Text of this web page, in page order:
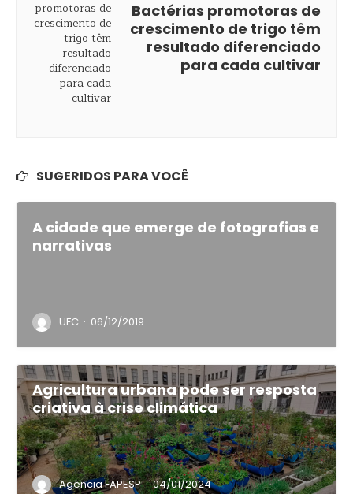
Bactérias promotoras de
crescimento de trigo têm
resultado diferenciado
para cada cultivar
SUGERIDOS PARA VOCÊ
A cidade que emerge de fotografias e
narrativas
UFC · 06/12/2019
Agricultura urbana pode ser resposta
criativa à crise climática
Agência FAPESP · 04/01/2024